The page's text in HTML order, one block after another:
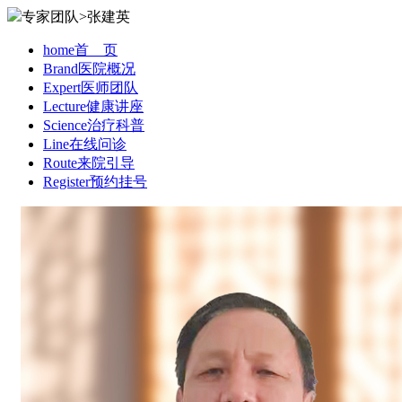
专家团队>张建英
home首 页
Brand医院概况
Expert医师团队
Lecture健康讲座
Science治疗科普
Line在线问诊
Route来院引导
Register预约挂号